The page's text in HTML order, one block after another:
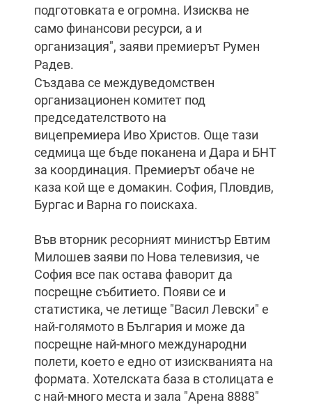
подготовката е огромна. Изисква не
само финансови ресурси, а и
организация", заяви премиерът Румен
Радев.
Създава се междуведомствен
организационен комитет под
председателството на
вицепремиера Иво Христов. Още тази
седмица ще бъде поканена и Дара и БНТ
за координация. Премиерът обаче не
каза кой ще е домакин. София, Пловдив,
Бургас и Варна го поискаха.
Във вторник ресорният министър Евтим
Милошев заяви по Нова телевизия, че
София все пак остава фаворит да
посрещне събитието. Появи се и
статистика, че летище "Васил Левски" е
най-голямото в България и може да
посрещне най-много международни
полети, което е едно от изискванията на
формата. Хотелската база в столицата е
с най-много места и зала "Арена 8888"